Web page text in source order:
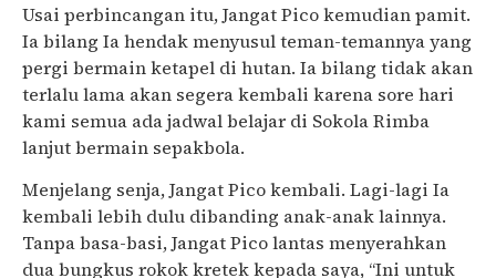
Usai perbincangan itu, Jangat Pico kemudian pamit.
Ia bilang Ia hendak menyusul teman-temannya yang
pergi bermain ketapel di hutan. Ia bilang tidak akan
terlalu lama akan segera kembali karena sore hari
kami semua ada jadwal belajar di Sokola Rimba
lanjut bermain sepakbola.
Menjelang senja, Jangat Pico kembali. Lagi-lagi Ia
kembali lebih dulu dibanding anak-anak lainnya.
Tanpa basa-basi, Jangat Pico lantas menyerahkan
dua bungkus rokok kretek kepada saya, “Ini untuk